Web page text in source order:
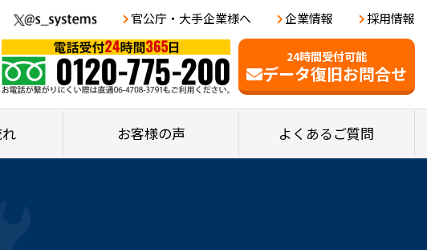
官公庁・大手企業様へ 企業情報 採用情報
24時間受付可能
データ復旧お問合せ
お客様の声 よくあるご質問